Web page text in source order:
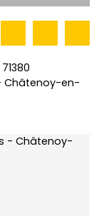
Châtenoy-en-